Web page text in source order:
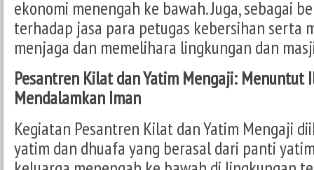
ekonomi menengah ke bawah. Juga, sebagai
terhadap jasa para petugas kebersihan serta
menjaga dan memelihara lingkungan dan
Pesantren Kilat dan Yatim Mengaji: Menuntut
Mendalamkan Iman
Kegiatan Pesantren Kilat dan Yatim Mengaji
yatim dan dhuafa yang berasal dari panti